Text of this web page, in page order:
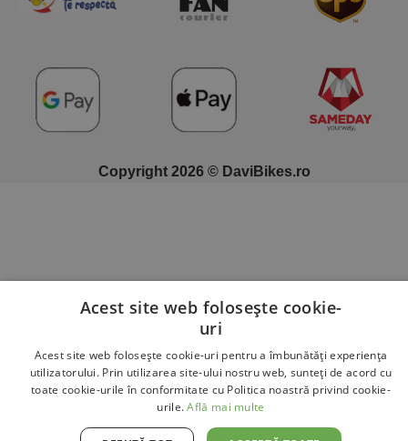
Copyright 2026 © DaviBikes.ro
Acest site web folosește cookie-
uri
Acest site web folosește cookie-uri pentru a îmbunătăți experiența
utilizatorului. Prin utilizarea site-ului nostru web, sunteți de acord cu
toate cookie-urile în conformitate cu Politica noastră privind cookie-
urile.Află mai multe